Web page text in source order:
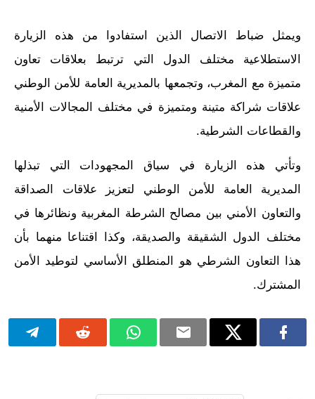
ويمثل ضباط الاتصال الذين استفادوا من هذه الزيارة
الاستطلاعية مختلف الدول التي ترتبط بعلاقات تعاون
متميزة مع المغرب، وتجمعها بالمديرية العامة للأمن الوطني
علاقات شراكة متينة ومتميزة في مختلف المجالات الأمنية
والقطاعات الشرطية.
وتأتي هذه الزيارة في سياق المجهودات التي تبذلها
المديرية العامة للأمن الوطني لتعزيز علاقات الصداقة
والتعاون الأمني بين مصالح الشرطة المغربية ونظائرها في
مختلف الدول الشقيقة والصديقة، وكذا اقتناعا منهما بأن
هذا التعاون الشرطي هو المنطلق الأساسي لتوطيد الأمن
المشترك.